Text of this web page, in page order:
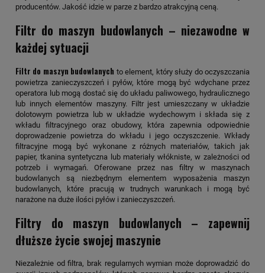
producentów. Jakość idzie w parze z bardzo atrakcyjną ceną.
Filtr do maszyn budowlanych – niezawodne w
każdej sytuacji
Filtr do maszyn budowlanych to element, który służy do oczyszczania
powietrza zanieczyszczeń i pyłów, które mogą być wdychane przez
operatora lub mogą dostać się do układu paliwowego, hydraulicznego
lub innych elementów maszyny. Filtr jest umieszczany w układzie
dolotowym powietrza lub w układzie wydechowym i składa się z
wkładu filtracyjnego oraz obudowy, która zapewnia odpowiednie
doprowadzenie powietrza do wkładu i jego oczyszczenie. Wkłady
filtracyjne mogą być wykonane z różnych materiałów, takich jak
papier, tkanina syntetyczna lub materiały włókniste, w zależności od
potrzeb i wymagań. Oferowane przez nas filtry w maszynach
budowlanych są niezbędnym elementem wyposażenia maszyn
budowlanych, które pracują w trudnych warunkach i mogą być
narażone na duże ilości pyłów i zanieczyszczeń.
Filtry do maszyn budowlanych – zapewnij
dłuższe życie swojej maszynie
Niezależnie od filtra, brak regularnych wymian może doprowadzić do